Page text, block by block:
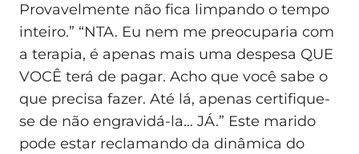
Provavelmente não fica limpando o tempo
inteiro.” “NTA. Eu nem me preocuparia com
a terapia, é apenas mais uma despesa QUE
VOCÊ terá de pagar. Acho que você sabe o
que precisa fazer. Até lá, apenas certifique-
se de não engravidá-la… JÁ.” Este marido
pode estar reclamando da dinâmica do